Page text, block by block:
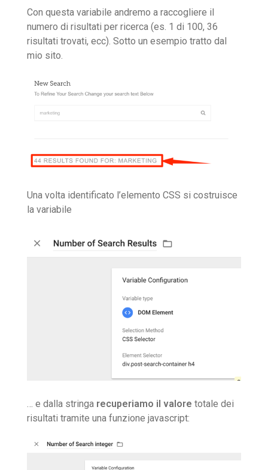
Con questa variabile andremo a raccogliere il
numero di risultati per ricerca (es. 1 di 100, 36
risultati trovati, ecc). Sotto un esempio tratto dal
mio sito.
Una volta identificato l’elemento CSS si costruisce
la variabile
… e dalla stringa recuperiamo il valore totale dei
risultati tramite una funzione javascript: